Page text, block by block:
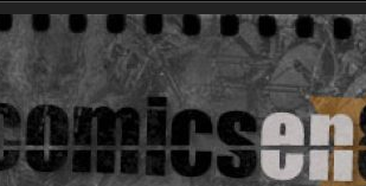
en 8mm